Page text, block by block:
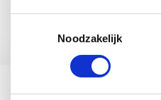
Noodzakelijk